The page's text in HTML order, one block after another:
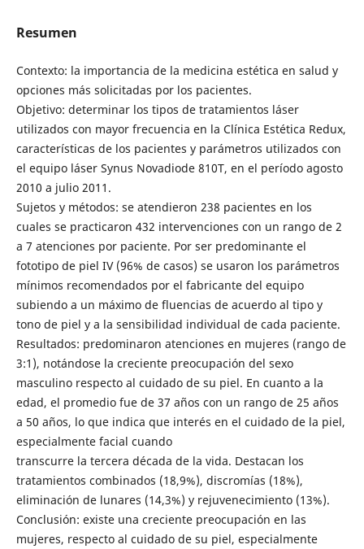
Resumen
Contexto: la importancia de la medicina estética en salud y
opciones más solicitadas por los pacientes.
Objetivo: determinar los tipos de tratamientos láser
utilizados con mayor frecuencia en la Clínica Estética Redux,
características de los pacientes y parámetros utilizados con
el equipo láser Synus Novadiode 810T, en el período agosto
2010 a julio 2011.
Sujetos y métodos: se atendieron 238 pacientes en los
cuales se practicaron 432 intervenciones con un rango de 2
a 7 atenciones por paciente. Por ser predominante el
fototipo de piel IV (96% de casos) se usaron los parámetros
mínimos recomendados por el fabricante del equipo
subiendo a un máximo de fluencias de acuerdo al tipo y
tono de piel y a la sensibilidad individual de cada paciente.
Resultados: predominaron atenciones en mujeres (rango de
3:1), notándose la creciente preocupación del sexo
masculino respecto al cuidado de su piel. En cuanto a la
edad, el promedio fue de 37 años con un rango de 25 años
a 50 años, lo que indica que interés en el cuidado de la piel,
especialmente facial cuando
transcurre la tercera década de la vida. Destacan los
tratamientos combinados (18,9%), discromías (18%),
eliminación de lunares (14,3%) y rejuvenecimiento (13%).
Conclusión: existe una creciente preocupación en las
mujeres, respecto al cuidado de su piel, especialmente